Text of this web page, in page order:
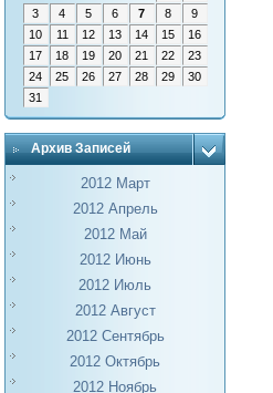
3
4 5 6 7 8
9
10
11 12 13 14 15
16
17
18 19 20 21 22
23
24
25 26 27 28 29
30
31
Архив Записей
2012 Март
2012 Апрель
2012 Май
2012 Июнь
2012 Июль
2012 Август
2012 Сентябрь
2012 Октябрь
2012 Ноябрь